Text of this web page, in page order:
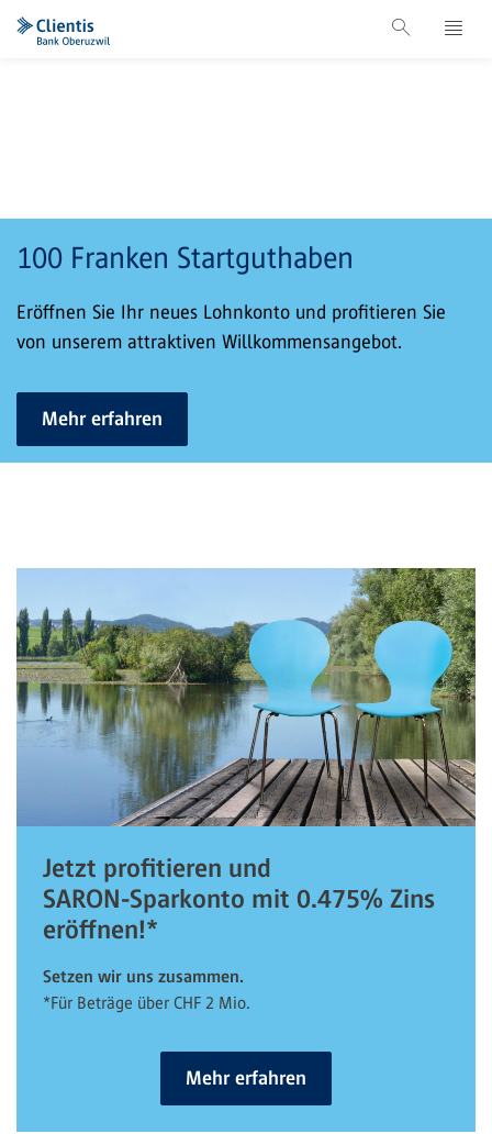
100 Franken Startguthaben
Eröffnen Sie Ihr neues Lohnkonto und profitieren Sie
von unserem attraktiven Willkommensangebot.
Mehr erfahren
Jetzt profitieren und
SARON-Sparkonto mit 0.475% Zins
eröffnen!*
Setzen wir uns zusammen.
*Für Beträge über CHF 2 Mio.
Mehr erfahren